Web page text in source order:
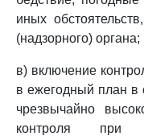
иных
(надзорного) органа;
в) включение
в ежегодный план в
чрезвычайно
контроля при